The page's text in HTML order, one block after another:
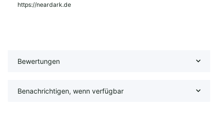
https://neardark.de
Bewertungen
Benachrichtigen, wenn verfügbar